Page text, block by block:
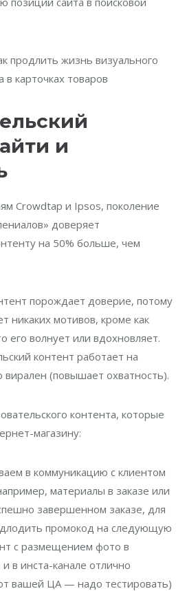
продлить жизнь визуального
в карточках товаров
и
Crowdtap и Ipsos, поколение
доверяет
на 50% больше, чем
порождает доверие, потому
никаких мотивов, кроме как
его волнует или вдохновляет.
контент работает на
вирален (повышает охватность).
контента, которые
магазину:
в коммуникацию с клиентом
материалы в заказе или
завершенном заказе, для
промокод на следующую
с размещением фото в
в инста-канале отлично
вашей ЦА — надо тестировать)